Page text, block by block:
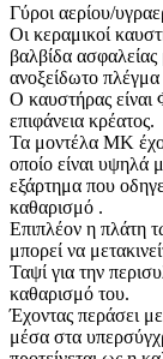
Γύροι αερίου/
Οι κεραμικοί
βαλβίδα
ανοξείδωτο
Ο καυστήρας
επιφάνεια κρέατος.
Τα μοντέλα ΜΚ
οποίο είναι υψηλά
εξάρτημα που
καθαρισμό .
Επιπλέον η πλάτη
μπορεί να
Ταψί για την
καθαρισμό του.
Έχοντας περάσει
μέσα στα